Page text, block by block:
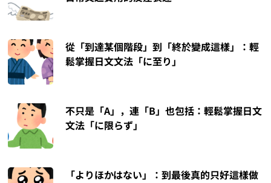
從「到達某個階段」到「終於變成這樣」：輕
鬆掌握日文文法「に至り」
不只是「A」，連「B」也包括：輕鬆掌握日文
文法「に限らず」
「よりほかはない」：到最後真的只好這樣做